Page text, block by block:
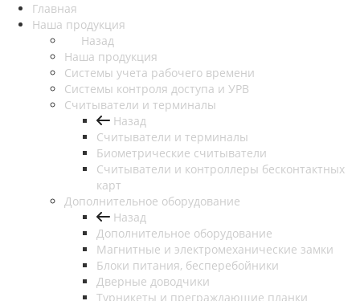
Главная
Наша продукция
Назад
Наша продукция
Cистемы учета рабочего времени
Системы контроля доступа и УРВ
Считыватели и терминалы
Назад
Считыватели и терминалы
Биометрические считыватели
Считыватели и контроллеры бесконтактных
карт
Дополнительное оборудование
Назад
Дополнительное оборудование
Магнитные и электромеханические замки
Блоки питания, бесперебойники
Дверные доводчики
Турникеты и преграждающие планки